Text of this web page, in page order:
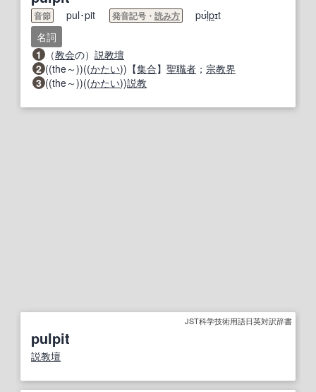
音節 pul･pit 発音記号・ 読み方 pʊ́lpɪt
名詞
1
（教会の） 説教壇
2 ((the～))((かたい))【集合】 聖職者 ； 宗教界
3 ((the～))((かたい))説教
JST科学技術用語日英対訳辞書
pulpit
説教壇